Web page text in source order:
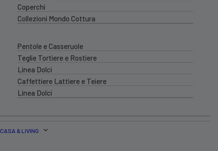
Coperchi
Collezioni Mondo Cottura
Pentole e Casseruole
Teglie Tortiere e Rostiere
Linea Dolci
Caffettiere Lattiere e Teiere
Linea Dolci
CASA & LIVING